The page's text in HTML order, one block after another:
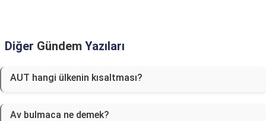
Diğer Gündem Yazıları
AUT hangi ülkenin kısaltması?
Av bulmaca ne demek?